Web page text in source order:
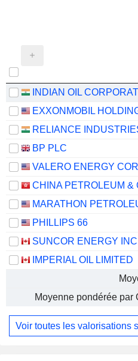
BP PLC
PHILLIPS 66
SUNCOR ENERGY
IMPERIAL OIL LIMITED
Moyenne pondérée par
Voir toutes les valorisations